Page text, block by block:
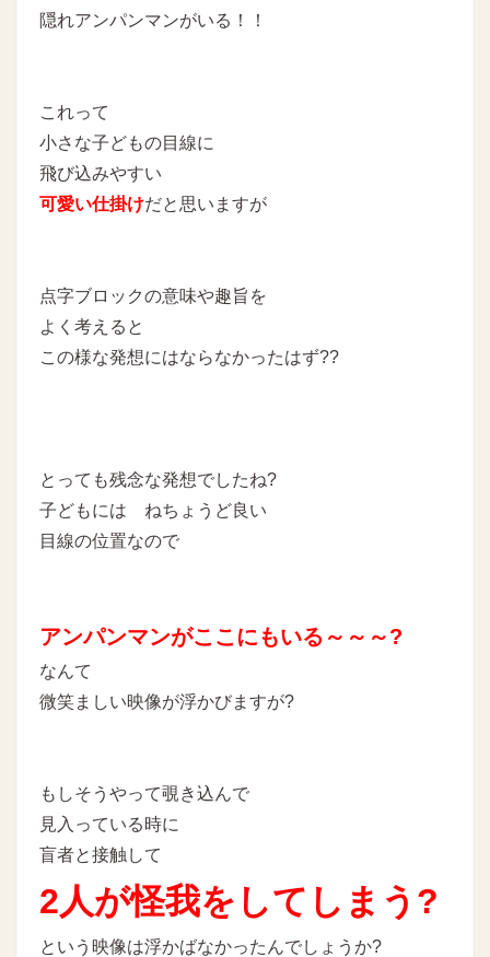
隠れアンパンマンがいる！！
これって
小さな子どもの目線に
飛び込みやすい
可愛い仕掛けだと思いますが
点字ブロックの意味や趣旨を
よく考えると
この様な発想にはならなかったはず??
とっても残念な発想でしたね?
子どもには ねちょうど良い
目線の位置なので
アンパンマンがここにもいる～～～?
なんて
微笑ましい映像が浮かびますが?
もしそうやって覗き込んで
見入っている時に
盲者と接触して
2人が怪我をしてしまう?
という映像は浮かばなかったんでしょうか?